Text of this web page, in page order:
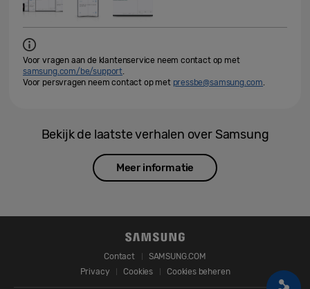
Voor vragen aan de klantenservice neem contact op met
samsung.com/be/support
Voor persvragen neem contact op met pressbe@samsung.com
Bekijk de laatste verhalen over Samsung
Meer informatie
Contact
SAMSUNG.COM
Privacy
Cookies Cookies beheren